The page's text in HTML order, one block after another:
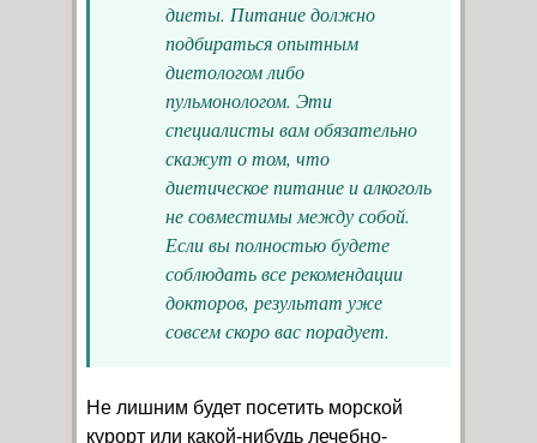
диеты. Питание должно
подбираться опытным
диетологом либо
пульмонологом. Эти
специалисты вам обязательно
скажут о том, что
диетическое питание и алкоголь
не совместимы между собой.
Если вы полностью будете
соблюдать все рекомендации
докторов, результат уже
совсем скоро вас порадует.
Не лишним будет посетить морской
курорт или какой-нибудь лечебно-